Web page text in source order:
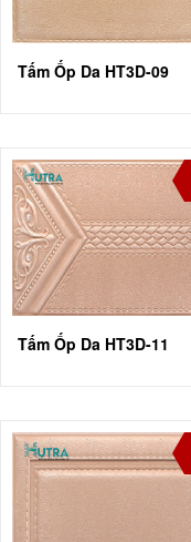
Tấm Ốp Da HT3D-09
Tấm Ốp Da HT3D-11